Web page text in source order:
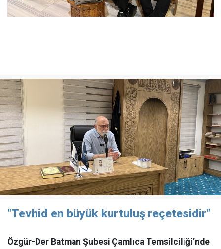
"Tevhid en büyük kurtuluş reçetesidir"
Özgür-Der Batman Şubesi Çamlıca Temsilciliği’nde